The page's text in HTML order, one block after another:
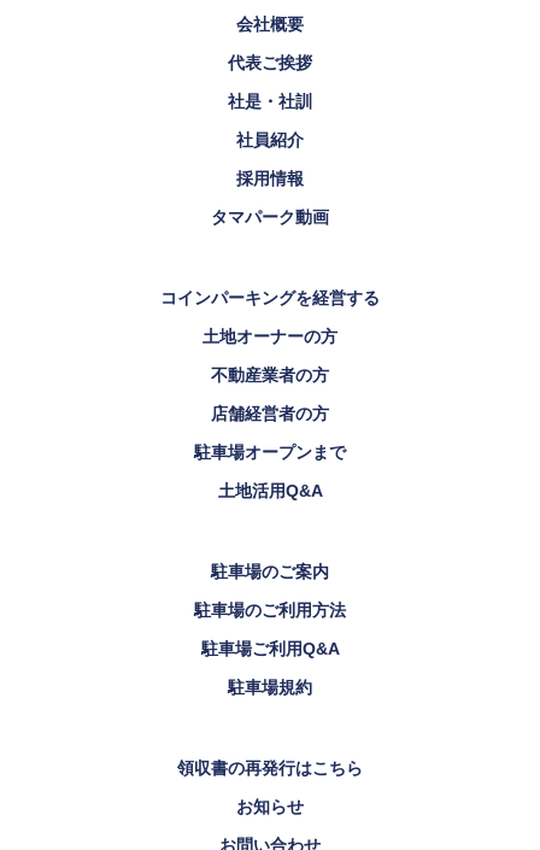
会社概要
代表ご挨拶
社是・社訓
社員紹介
採用情報
タマパーク動画
コインパーキングを経営する
土地オーナーの方
不動産業者の方
店舗経営者の方
駐車場オープンまで
土地活用Q&A
駐車場のご案内
駐車場のご利用方法
駐車場ご利用Q&A
駐車場規約
領収書の再発行はこちら
お知らせ
お問い合わせ